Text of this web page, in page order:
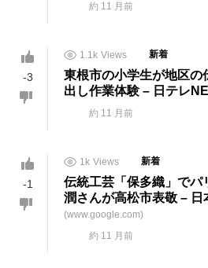
約 11 月前
1.1k Views 新着
東根市の小学生が地区の
出し作業体験 – 日テレ
約 11 月前
-3
1k Views 新着
伝統工芸 「保多織」で
潤さんが高松市表敬 – 日
(www.google.com)
約 11 月前
-1